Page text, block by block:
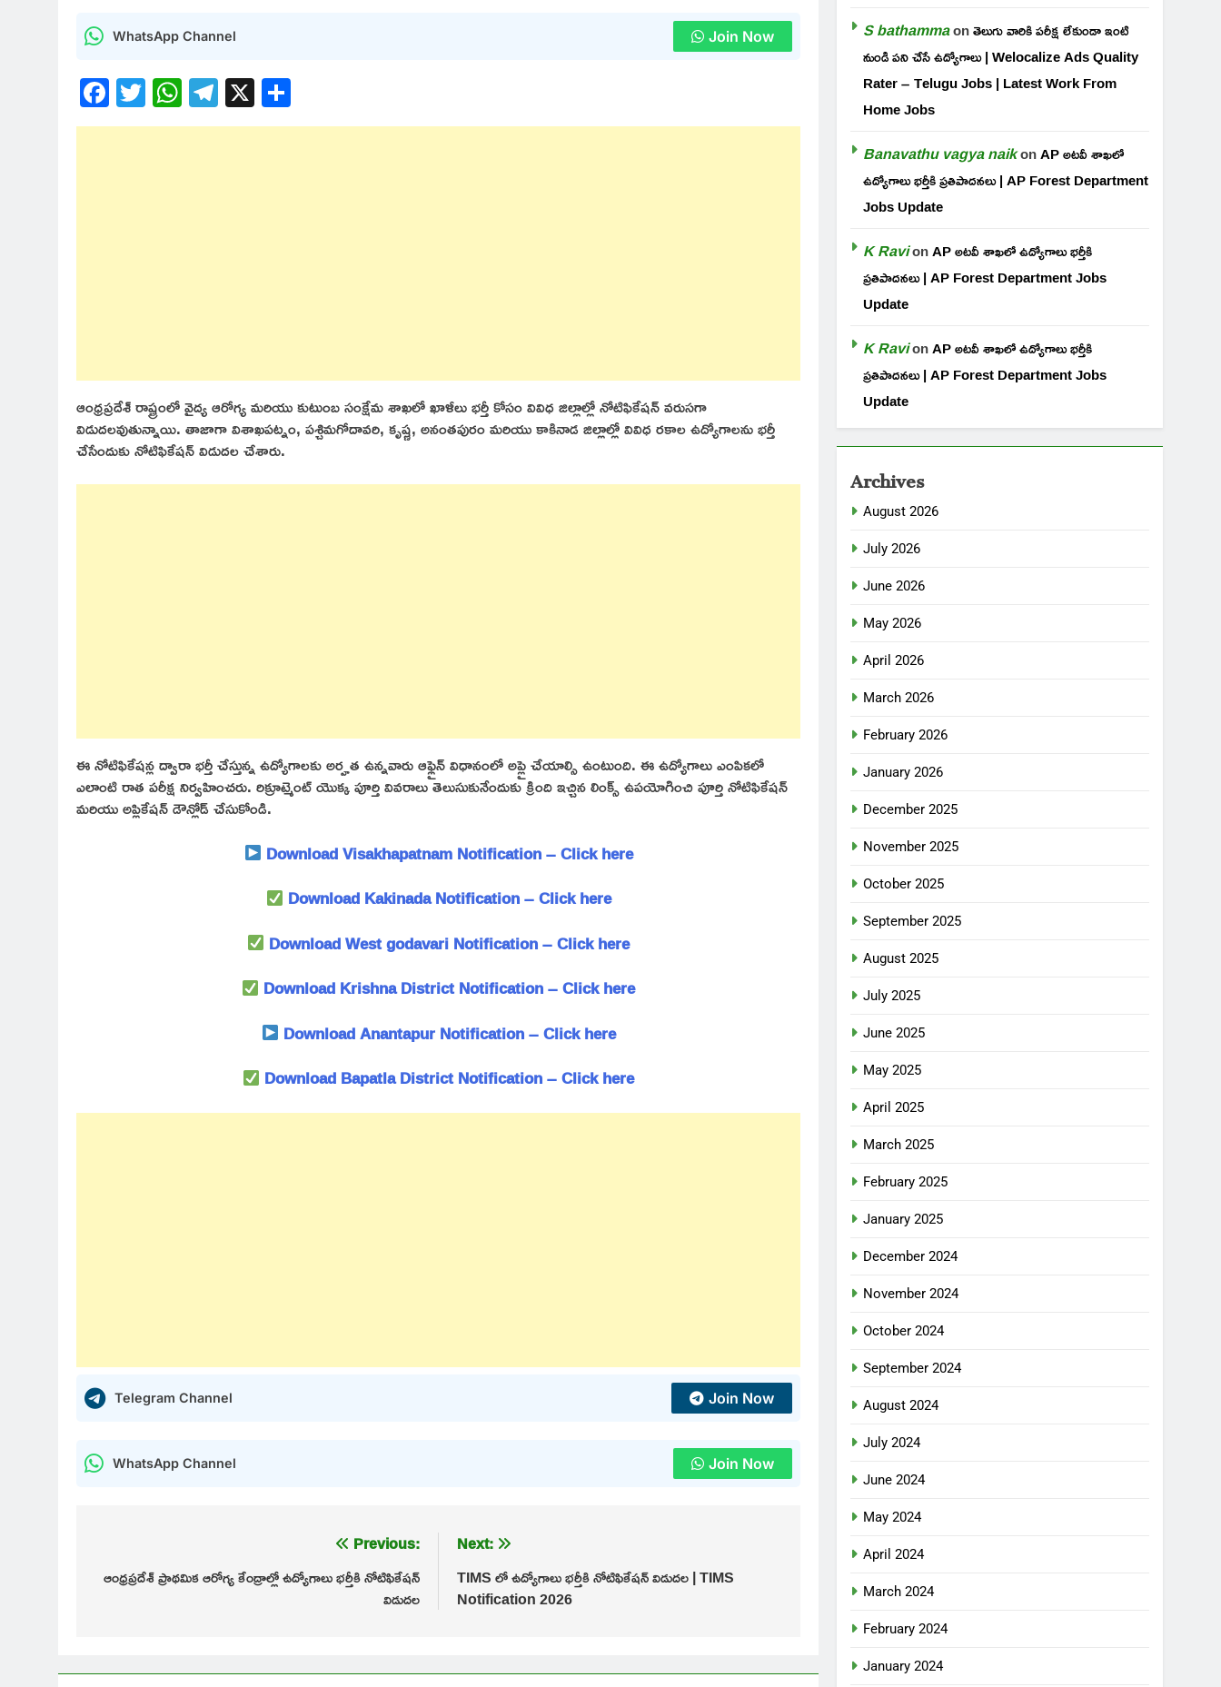
WhatsApp Channel Join Now
Facebook
Twitter
WhatsApp
Telegram
X
ఆంధ్రప్రదేశ్ రాష్ట్రంలో వైద్య ఆరోగ్య మరియు కుటుంబ సంక్షేమ శాఖలో ఖాళీలు భర్తీ కోసం వివిధ జిల్లాల్లో నోటిఫికేషన్ వరుసగా
విడుదలవుతున్నాయి. తాజాగా విశాఖపట్నం, పశ్చిమగోదావరి, కృష్ణ, అనంతపురం మరియు కాకినాడ జిల్లాల్లో వివిధ రకాల ఉద్యోగాలను భర్తీ
చేసేందుకు నోటిఫికేషన్ విడుదల చేశారు.
ఈ నోటిఫికేషన్ల ద్వారా భర్తీ చేస్తున్న ఉద్యోగాలకు అర్హత ఉన్నవారు ఆఫ్లైన్ విధానంలో అప్లై చేయాల్సి ఉంటుంది. ఈ ఉద్యోగాలు ఎంపికలో
ఎలాంటి రాత పరీక్ష నిర్వహించరు. రిక్రూట్మెంట్ యొక్క పూర్తి వివరాలు తెలుసుకునేందుకు క్రింది ఇచ్చిన లింక్స్ ఉపయోగించి పూర్తి నోటిఫికేషన్
మరియు అప్లికేషన్ డౌన్లోడ్ చేసుకోండి.
Download Visakhapatnam Notification – Click here
Download Kakinada Notification – Click here
Download West godavari Notification – Click here
Download Krishna District Notification – Click here
Download Anantapur Notification – Click here
Download Bapatla District Notification – Click here
Telegram Channel Join Now
WhatsApp Channel Join Now
navigation
Previous:
ఆంధ్రప్రదేశ్ ప్రాథమిక ఆరోగ్య కేంద్రాల్లో ఉద్యోగాలు భర్తీకి నోటిఫికేషన్
విడుదల
Next:
TIMS లో ఉద్యోగాలు భర్తీకి నోటిఫికేషన్ విడుదల | TIMS
Notification 2026
S bathammaonతెలుగు వారికి పరీక్ష లేకుండా ఇంటి
నుండి పని చేసే ఉద్యోగాలు | Welocalize Ads Quality
Rater – Telugu Jobs | Latest Work From
Home Jobs
Banavathu vagya naikonAP అటవీ శాఖలో
ఉద్యోగాలు భర్తీకి ప్రతిపాదనలు | AP Forest Department
Jobs Update
K RavionAP అటవీ శాఖలో ఉద్యోగాలు భర్తీకి
ప్రతిపాదనలు | AP Forest Department Jobs
Update
K RavionAP అటవీ శాఖలో ఉద్యోగాలు భర్తీకి
ప్రతిపాదనలు | AP Forest Department Jobs
Update
Archives
August 2026
July 2026
June 2026
May 2026
April 2026
March 2026
February 2026
January 2026
December 2025
November 2025
October 2025
September 2025
August 2025
July 2025
June 2025
May 2025
April 2025
March 2025
February 2025
January 2025
December 2024
November 2024
October 2024
September 2024
August 2024
July 2024
June 2024
May 2024
April 2024
March 2024
February 2024
January 2024